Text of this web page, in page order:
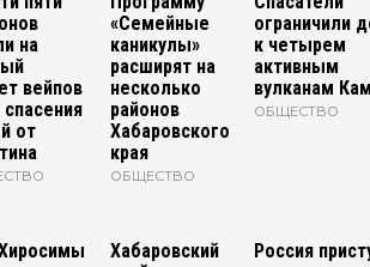
на
вейпов
спасения
от
«Семейные
каникулы»
расширят на
несколько
районов
Хабаровского
края
ОБЩЕСТВО
ограничили
к четырем
активным
вулканам
ОБЩЕСТВО
Хабаровский
Россия